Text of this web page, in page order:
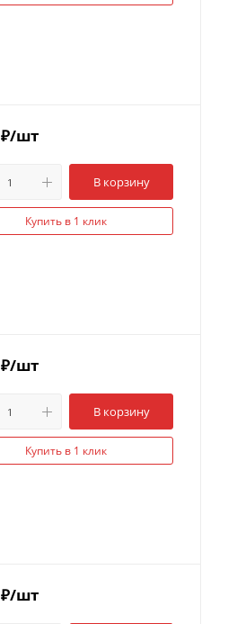
₽/шт
В корзину
Купить в 1 клик
₽/шт
В корзину
Купить в 1 клик
₽/шт